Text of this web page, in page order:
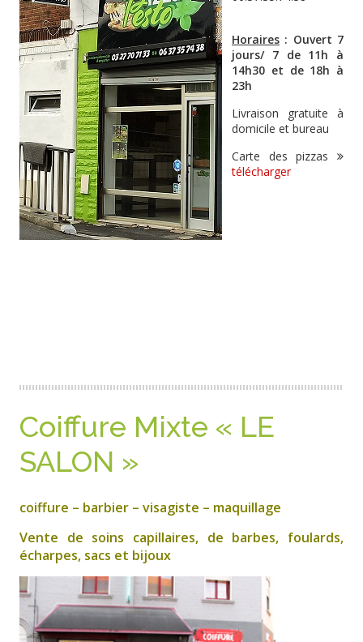
Horaires : Ouvert 7
jours/ 7 de 11h à
14h30 et de 18h à
23h
Livraison gratuite à
domicile et bureau
Carte des pizzas
télécharger
Coiffure Mixte « LE
SALON »
coiffure – barbier – visagiste – maquillage
Vente de soins capillaires, de barbes, foulards,
écharpes, sacs et bijoux